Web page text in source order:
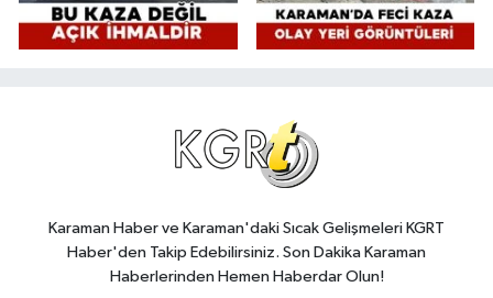
Karaman Haber ve Karaman'daki Sıcak Gelişmeleri KGRT
Haber'den Takip Edebilirsiniz. Son Dakika Karaman
Haberlerinden Hemen Haberdar Olun!